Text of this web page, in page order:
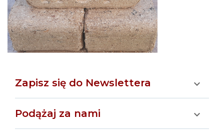
Zapisz się do Newslettera 
Podążaj za nami 